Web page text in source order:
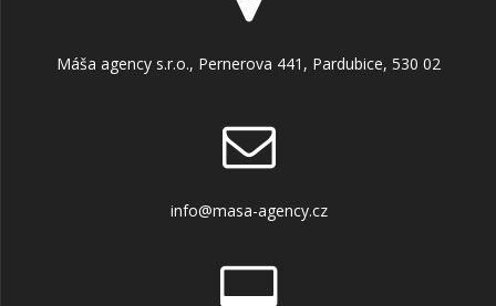
Máša agency s.r.o., Pernerova 441, Pardubice, 530 02
info@masa-agency.cz